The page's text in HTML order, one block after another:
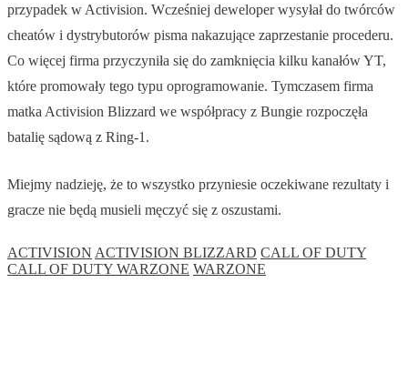
przypadek w Activision. Wcześniej deweloper wysyłał do twórców
cheatów i dystrybutorów pisma nakazujące zaprzestanie procederu.
Co więcej firma przyczyniła się do zamknięcia kilku kanałów YT,
które promowały tego typu oprogramowanie. Tymczasem firma
matka Activision Blizzard we współpracy z Bungie rozpoczęła
batalię sądową z Ring-1.
Miejmy nadzieję, że to wszystko przyniesie oczekiwane rezultaty i
gracze nie będą musieli męczyć się z oszustami.
ACTIVISION ACTIVISION BLIZZARD CALL OF DUTY
CALL OF DUTY WARZONE WARZONE